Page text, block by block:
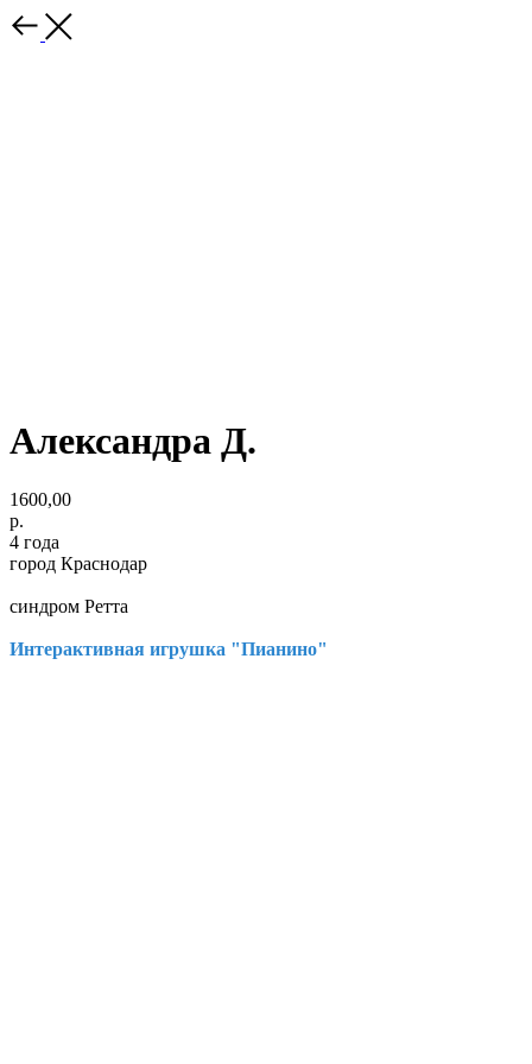
Александра Д.
1600,00
р.
4 года
город Краснодар
синдром Ретта
Интерактивная игрушка "Пианино"